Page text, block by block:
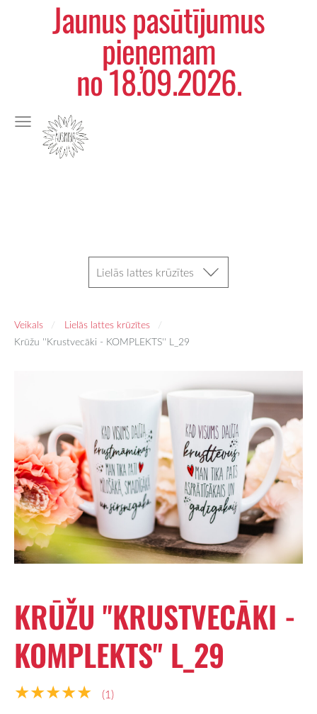
Jaunus pasūtījumus
pieņemam
no 18.09.2026.
Lielās lattes krūzītes
Veikals
Lielās lattes krūzītes
Krūžu ''Krustvecāki - KOMPLEKTS'' L_29
KRŪŽU ''KRUSTVECĀKI -
KOMPLEKTS'' L_29
★★★★★ (1)